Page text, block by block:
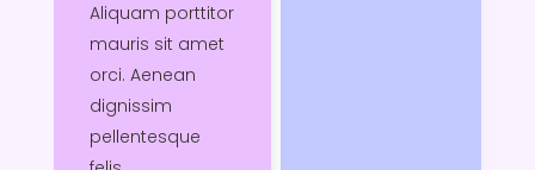
Aliquam porttitor
mauris sit amet
orci. Aenean
dignissim
pellentesque